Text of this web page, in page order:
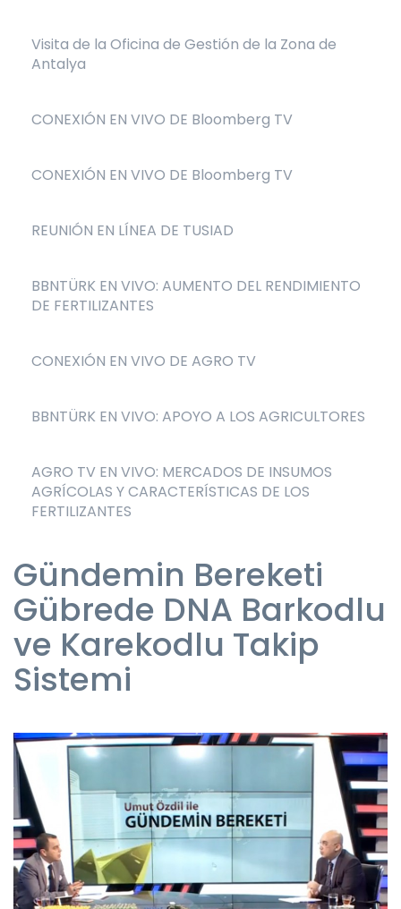
Visita de la Oficina de Gestión de la Zona de
Antalya
CONEXIÓN EN VIVO DE Bloomberg TV
CONEXIÓN EN VIVO DE Bloomberg TV
REUNIÓN EN LÍNEA DE TUSIAD
BBNTÜRK EN VIVO: AUMENTO DEL RENDIMIENTO
DE FERTILIZANTES
CONEXIÓN EN VIVO DE AGRO TV
BBNTÜRK EN VIVO: APOYO A LOS AGRICULTORES
AGRO TV EN VIVO: MERCADOS DE INSUMOS
AGRÍCOLAS Y CARACTERÍSTICAS DE LOS
FERTILIZANTES
Gündemin Bereketi
Gübrede DNA Barkodlu
ve Karekodlu Takip
Sistemi